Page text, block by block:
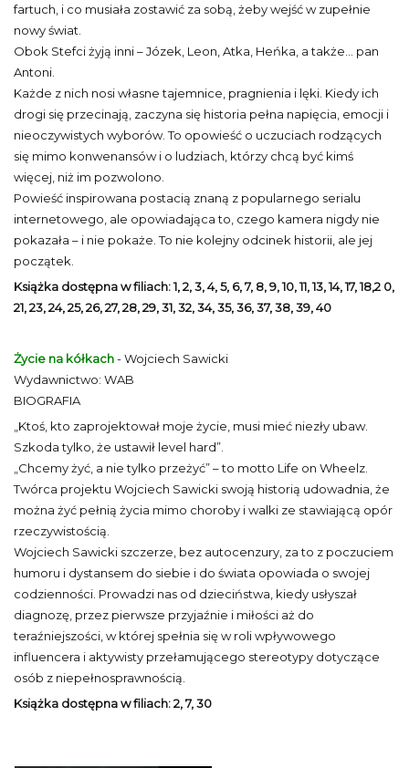
fartuch, i co musiała zostawić za sobą, żeby wejść w zupełnie
nowy świat.
Obok Stefci żyją inni – Józek, Leon, Atka, Heńka, a także… pan
Antoni.
Każde z nich nosi własne tajemnice, pragnienia i lęki. Kiedy ich
drogi się przecinają, zaczyna się historia pełna napięcia, emocji i
nieoczywistych wyborów. To opowieść o uczuciach rodzących
się mimo konwenansów i o ludziach, którzy chcą być kimś
więcej, niż im pozwolono.
Powieść inspirowana postacią znaną z popularnego serialu
internetowego, ale opowiadająca to, czego kamera nigdy nie
pokazała – i nie pokaże. To nie kolejny odcinek historii, ale jej
początek.
Książka dostępna w filiach: 1, 2, 3, 4, 5, 6, 7, 8, 9, 10, 11, 13, 14, 17, 18,2 0,
21, 23, 24, 25, 26, 27, 28, 29, 31, 32, 34, 35, 36, 37, 38, 39, 40
Życie na kółkach- Wojciech Sawicki
Wydawnictwo: WAB
BIOGRAFIA
„Ktoś, kto zaprojektował moje życie, musi mieć niezły ubaw.
Szkoda tylko, że ustawił level hard”.
„Chcemy żyć, a nie tylko przeżyć” – to motto Life on Wheelz.
Twórca projektu Wojciech Sawicki swoją historią udowadnia, że
można żyć pełnią życia mimo choroby i walki ze stawiającą opór
rzeczywistością.
Wojciech Sawicki szczerze, bez autocenzury, za to z poczuciem
humoru i dystansem do siebie i do świata opowiada o swojej
codzienności. Prowadzi nas od dzieciństwa, kiedy usłyszał
diagnozę, przez pierwsze przyjaźnie i miłości aż do
teraźniejszości, w której spełnia się w roli wpływowego
influencera i aktywisty przełamującego stereotypy dotyczące
osób z niepełnosprawnością.
Książka dostępna w filiach: 2, 7, 30